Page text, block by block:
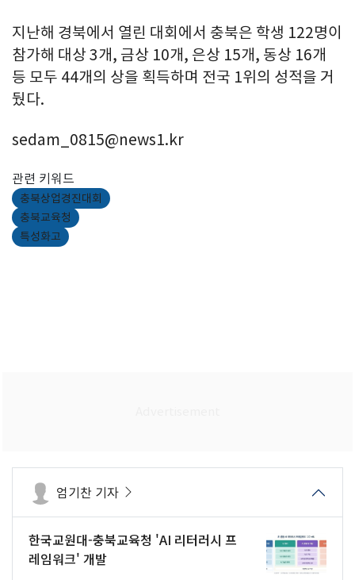
지난해 경북에서 열린 대회에서 충북은 학생 122명이
참가해 대상 3개, 금상 10개, 은상 15개, 동상 16개
등 모두 44개의 상을 획득하며 전국 1위의 성적을 거
뒀다.
sedam_0815@news1.kr
관련 키워드
충북상업경진대회
충북교육청
특성화고
엄기찬 기자
한국교원대-충북교육청 'AI 리터러시 프
레임워크' 개발